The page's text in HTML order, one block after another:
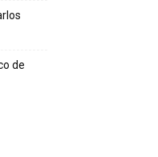
de